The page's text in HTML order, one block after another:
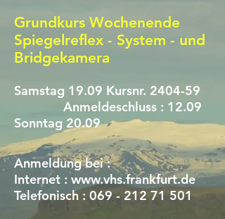
Grundkurs Wochenende
Spiegelreflex - System - und
Bridgekamera
Samstag 19.09 Kursnr. 2404-59
Anmeldeschluss : 12.09
Sonntag 20.09
Anmeldung bei :
Internet : www.vhs.frankfurt.de
Telefonisch : 069 - 212 71 501